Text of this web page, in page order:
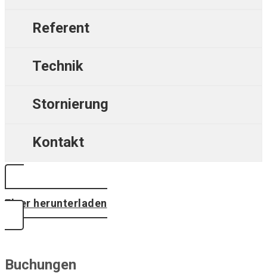
Referent
Technik
Stornierung
Kontakt
Flyer herunterladen
Buchungen